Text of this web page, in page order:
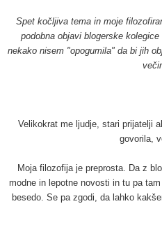
Spet kočljiva tema in moje
podobna objavi blogerske kolegice
nekako nisem "opogumila" da bi jih
Velikokrat me ljudje, stari prijatelji
govorila,
Moja filozofija je preprosta. Da z
modne in lepotne novosti in tu pa
besedo. Se pa zgodi, da lahko